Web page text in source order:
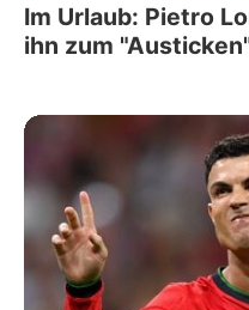
Im Urlaub: Pietro
ihn zum